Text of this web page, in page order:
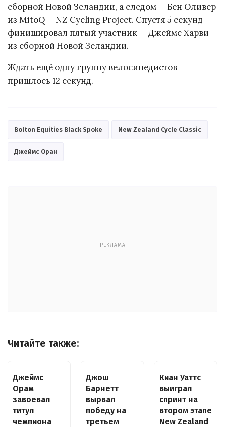
сборной Новой Зеландии, а следом — Бен Оливер
из MitoQ — NZ Cycling Project. Спустя 5 секунд
финишировал пятый участник — Джеймс Харви
из сборной Новой Зеландии.
Ждать ещё одну группу велосипедистов
пришлось 12 секунд.
Bolton Equities Black Spoke New Zealand Cycle Classic
Джеймс Оран
РЕКЛАМА
Читайте также:
Джеймс
Орам
завоевал
титул
чемпиона
Джош
Барнетт
вырвал
победу на
третьем
Киан Уаттс
выиграл
спринт на
втором этапе
New Zealand